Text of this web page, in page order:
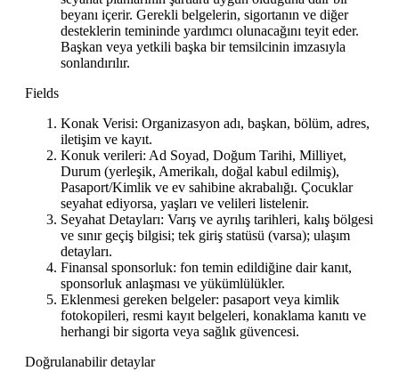
beyanı içerir. Gerekli belgelerin, sigortanın ve diğer
desteklerin temininde yardımcı olunacağını teyit eder.
Başkan veya yetkili başka bir temsilcinin imzasıyla
sonlandırılır.
Fields
Konak Verisi: Organizasyon adı, başkan, bölüm, adres,
iletişim ve kayıt.
Konuk verileri: Ad Soyad, Doğum Tarihi, Milliyet,
Durum (yerleşik, Amerikalı, doğal kabul edilmiş),
Pasaport/Kimlik ve ev sahibine akrabalığı. Çocuklar
seyahat ediyorsa, yaşları ve velileri listelenir.
Seyahat Detayları: Varış ve ayrılış tarihleri, kalış bölgesi
ve sınır geçiş bilgisi; tek giriş statüsü (varsa); ulaşım
detayları.
Finansal sponsorluk: fon temin edildiğine dair kanıt,
sponsorluk anlaşması ve yükümlülükler.
Eklenmesi gereken belgeler: pasaport veya kimlik
fotokopileri, resmi kayıt belgeleri, konaklama kanıtı ve
herhangi bir sigorta veya sağlık güvencesi.
Doğrulanabilir detaylar